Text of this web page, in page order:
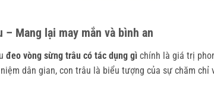
Mang lại may mắn và bình an
đeo vòng sừng trâu có tác dụng gì chính là giá trị
dân gian, con trâu là biểu tượng của sự chăm